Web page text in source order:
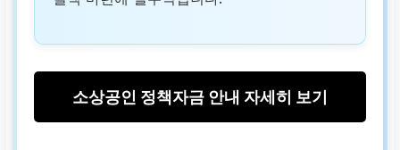
소상공인 정책자금 안내 자세히 보기